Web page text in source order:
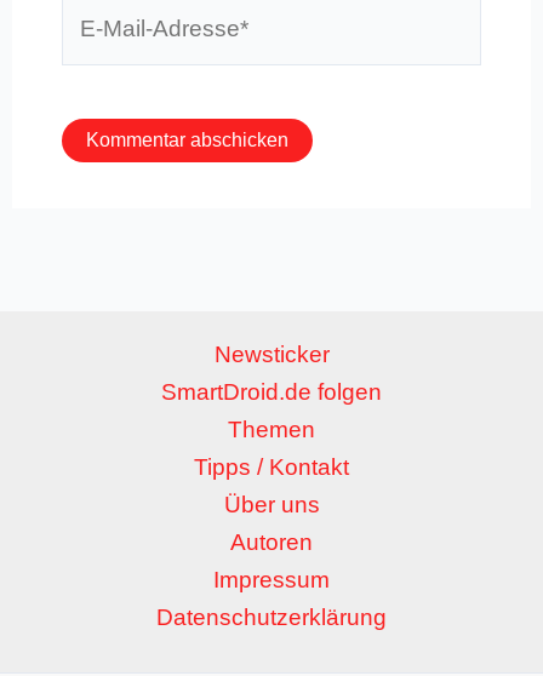
Newsticker
SmartDroid.de folgen
Themen
Tipps / Kontakt
Über uns
Autoren
Impressum
Datenschutzerklärung